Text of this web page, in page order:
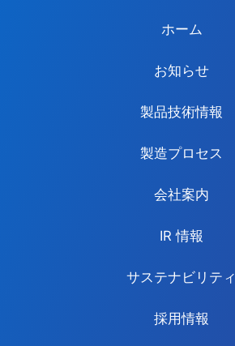
ホーム
お知らせ
製品技術情報
製造プロセス
会社案内
IR 情報
サステナビリティ
採用情報